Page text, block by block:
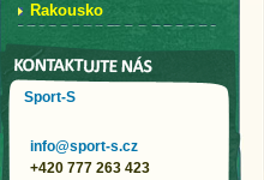
Rakousko
Sport-S
info@sport-s.cz
+420 777 263 423